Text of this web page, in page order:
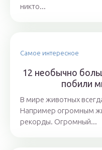
никто...
Самое интересное
12 необычно
побили
В мире животных
Например огромным
рекорды. Огромный...